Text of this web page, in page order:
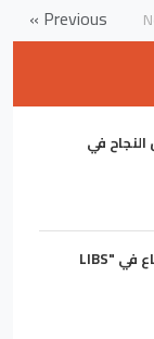
« Previous
في
نقابة وسطاء التأمين في لبنان تجمع أهل القطاع في "LIBS